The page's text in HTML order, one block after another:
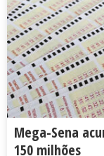
Mega-Sena
150 milhões